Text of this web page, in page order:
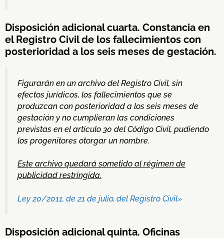
Disposición adicional cuarta. Constancia en
el Registro Civil de los fallecimientos con
posterioridad a los seis meses de gestación.
Figurarán en un archivo del Registro Civil, sin
efectos jurídicos, los fallecimientos que se
produzcan con posterioridad a los seis meses de
gestación y no cumplieran las condiciones
previstas en el artículo 30 del Código Civil, pudiendo
los progenitores otorgar un nombre.
Este archivo quedará sometido al régimen de
publicidad restringida.
Ley 20/2011, de 21 de julio, del Registro Civil»
Disposición adicional quinta. Oficinas